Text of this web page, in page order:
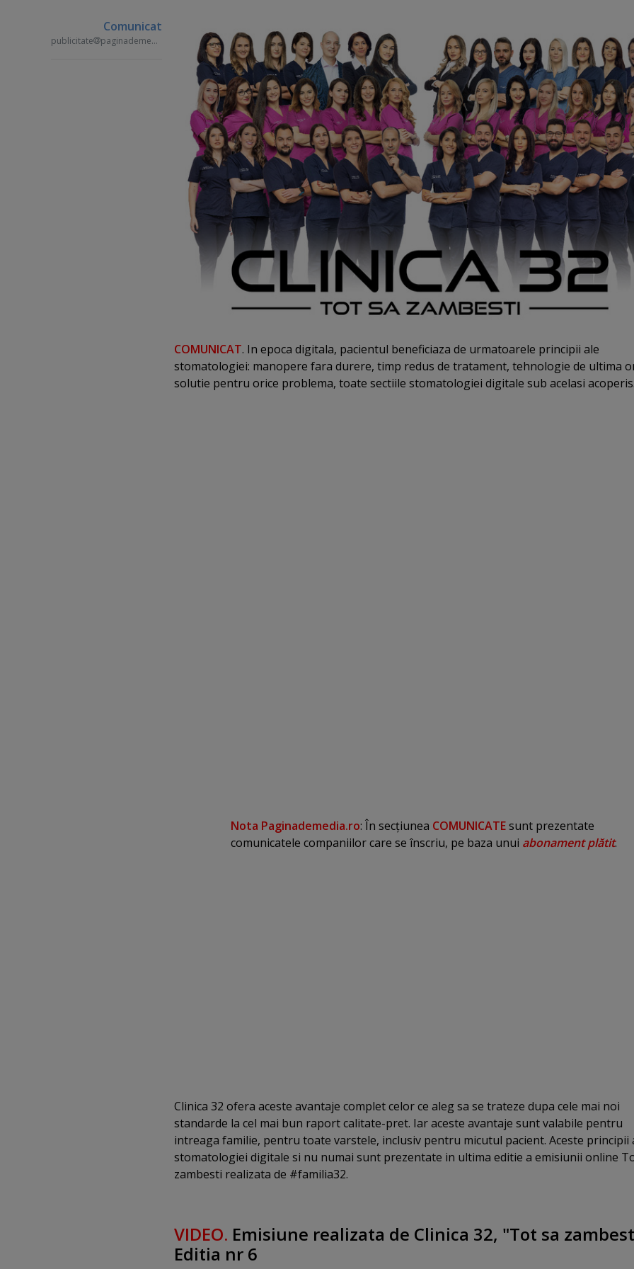
Comunicat
publicitate paginademedia.ro
COMUNICAT. In epoca digitala, pacientul beneficiaza de urmatoarele principii ale
stomatologiei: manopere fara durere, timp redus de tratament, tehnologie de ultima
solutie pentru orice problema, toate sectiile stomatologiei digitale sub acelasi
Nota Paginademedia.ro: În secţiunea COMUNICATEsunt prezentate
comunicatele companiilor care se înscriu, pe baza unui abonament plătit.
Clinica 32 ofera aceste avantaje complet celor ce aleg sa se trateze dupa cele mai noi
standarde la cel mai bun raport calitate-pret. Iar aceste avantaje sunt valabile pentru
intreaga familie, pentru toate varstele, inclusiv pentru micutul pacient. Aceste principii
stomatologiei digitale si nu numai sunt prezentate in ultima editie a emisiunii online
zambesti realizata de #familia32.
VIDEO. Emisiune realizata de Clinica 32, "Tot sa
Editia nr 6